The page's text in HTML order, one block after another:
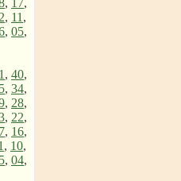
, 17,
, 11 ,
, 05,
, 40,
, 34,
, 28,
, 22,
, 16,
, 10,
, 04,